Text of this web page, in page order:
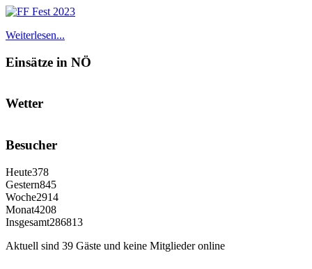
Weiterlesen...
Einsätze in NÖ
Wetter
Besucher
Heute378
Gestern845
Woche2914
Monat4208
Insgesamt286813
Aktuell sind 39 Gäste und keine Mitglieder online